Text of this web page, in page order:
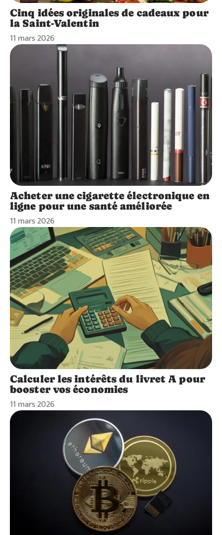
Cinq idées originales de cadeaux pour
la Saint-Valentin
11 mars 2026
Acheter une cigarette électronique en
ligne pour une santé améliorée
11 mars 2026
Calculer les intérêts du livret A pour
booster vos économies
11 mars 2026